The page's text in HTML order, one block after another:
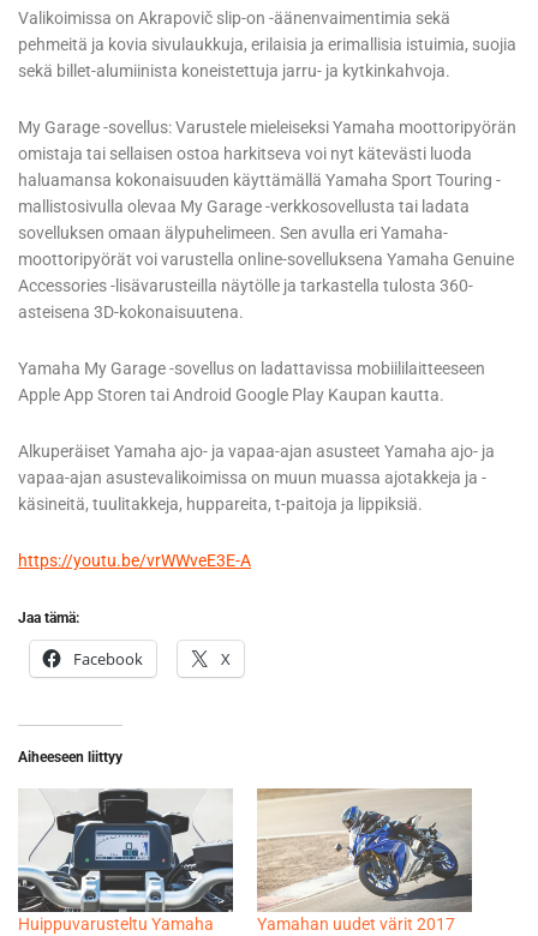
Valikoimissa on Akrapovič slip-on -äänenvaimentimia sekä
pehmeitä ja kovia sivulaukkuja, erilaisia ja erimallisia istuimia, suojia
sekä billet-alumiinista koneistettuja jarru- ja kytkinkahvoja.
My Garage -sovellus: Varustele mieleiseksi Yamaha moottoripyörän
omistaja tai sellaisen ostoa harkitseva voi nyt kätevästi luoda
haluamansa kokonaisuuden käyttämällä Yamaha Sport Touring -
mallistosivulla olevaa My Garage -verkkosovellusta tai ladata
sovelluksen omaan älypuhelimeen. Sen avulla eri Yamaha-
moottoripyörät voi varustella online-sovelluksena Yamaha Genuine
Accessories -lisävarusteilla näytölle ja tarkastella tulosta 360-
asteisena 3D-kokonaisuutena.
Yamaha My Garage -sovellus on ladattavissa mobiililaitteeseen
Apple App Storen tai Android Google Play Kaupan kautta.
Alkuperäiset Yamaha ajo- ja vapaa-ajan asusteet Yamaha ajo- ja
vapaa-ajan asustevalikoimissa on muun muassa ajotakkeja ja -
käsineitä, tuulitakkeja, huppareita, t-paitoja ja lippiksiä.
https://youtu.be/vrWWveE3E-A
Jaa tämä:
Facebook X
Aiheeseen liittyy
Huippuvarusteltu Yamaha
Yamahan uudet värit 2017